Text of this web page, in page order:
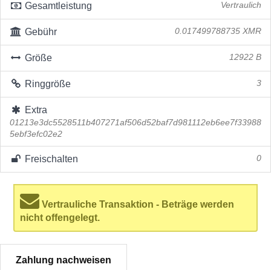
Gesamtleistung Vertraulich
Gebühr 0.017499788735 XMR
Größe 12922 B
Ringgröße 3
Extra
01213e3dc5528511b407271af506d52baf7d981112eb6ee7f33988
5ebf3efc02e2
Freischalten 0
Vertrauliche Transaktion - Beträge werden
nicht offengelegt.
Zahlung nachweisen